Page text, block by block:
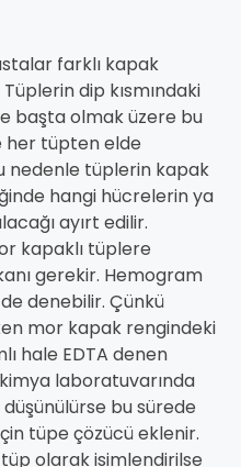
farklı kapak
dip kısmındaki
başta olmak üzere bu
her tüpten elde
nedenle tüplerin kapak
hangi hücrelerin ya
ayırt edilir.
kapaklı tüplere
gerekir. Hemogram
denebilir. Çünkü
mor kapak rengindeki
hale EDTA denen
laboratuvarında
bu sürede
tüpe çözücü eklenir.
olarak isimlendirilse